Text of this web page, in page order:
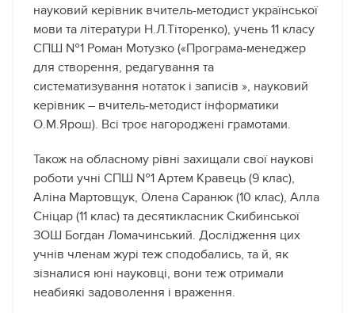
науковий керівник вчитель-методист української
мови та літератури Н.Л.Тіторенко), учень 11 класу
СПШ №1 Роман Мотузко («Програма-менеджер
для створення, редагування та
систематизування нотаток і записів », науковий
керівник – вчитель-методист інформатики
О.М.Ярош). Всі троє нагороджені грамотами.
Також на обласному рівні захищали свої наукові
роботи учні СПШ №1 Артем Кравець (9 клас),
Аліна Мартовщук, Олена Саранюк (10 клас), Алла
Сніцар (11 клас) та десятикласник Скибинської
ЗОШ Богдан Ломачинський. Дослідження цих
учнів членам журі теж сподобались, та й, як
зізналися юні науковці, вони теж отримали
неабиякі задоволення і враження.